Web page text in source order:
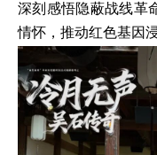
深刻感悟隐蔽战线革
情怀，推动红色基因